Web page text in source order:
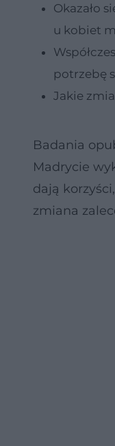
Okazało
u kobiet
potrzebę
Jakie
Badania
Madrycie
dają
zmiana